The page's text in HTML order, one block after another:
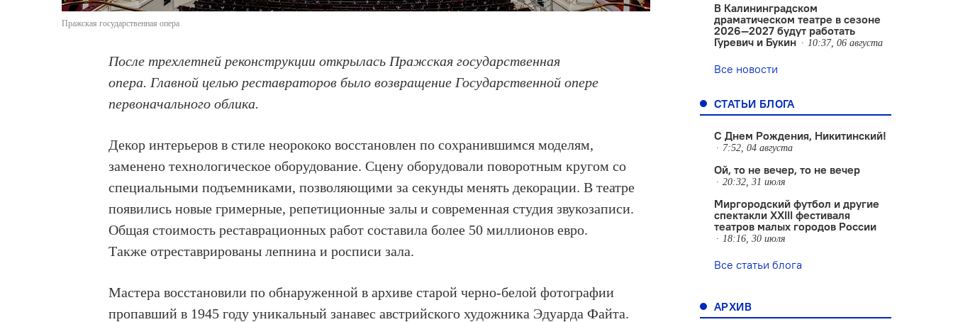
Пражская государственная опера
После трехлетней реконструкции открылась Пражская государственная
опера. Главной целью реставраторов было возвращение Государственной опере
первоначального облика.
Декор интерьеров в стиле неорококо восстановлен по сохранившимся моделям,
заменено технологическое оборудование. Сцену оборудовали поворотным кругом со
специальными подъемниками, позволяющими за секунды менять декорации. В театре
появились новые гримерные, репетиционные залы и современная студия звукозаписи.
Общая стоимость реставрационных работ составила более 50 миллионов евро.
Также отреставрированы лепнина и росписи зала.
Мастера восстановили по обнаруженной в архиве старой черно-белой фотографии
пропавший в 1945 году уникальный занавес австрийского художника Эдуарда Файта.
В Калининградском
драматическом театре в сезоне
2026—2027 будут работать
Гуревич и Букин
10:37, 06 августа
Все новости
СТАТЬИ БЛОГА
С Днем Рождения, Никитинский!
7:52, 04 августа
Ой, то не вечер, то не вечер
20:32, 31 июля
Миргородский футбол и другие
спектакли XXIII фестиваля
театров малых городов России
18:16, 30 июля
Все статьи блога
АРХИВ